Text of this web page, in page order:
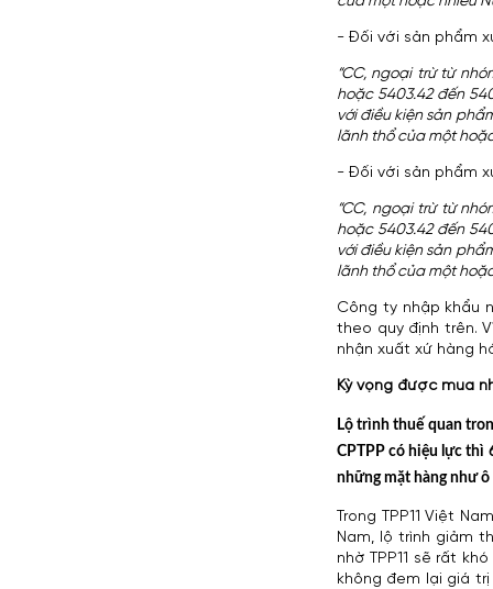
- Đối với sản phẩm
“CC, ngoại trừ từ
hoặc 5403.42 đến
với điều kiện sản
lãnh thổ của một
- Đối với sản phẩm
“CC, ngoại trừ từ
hoặc 5403.42 đến
với điều kiện sản
lãnh thổ của một
Công ty nhập khẩu
theo quy định trên.
nhận xuất xứ hàng
Kỳ vọng được mua
Lộ trình thuế quan
CPTPP có hiệu lực thì
những mặt hàng như
Trong TPP11 Việt
Nam, lộ trình giảm
nhờ TPP11 sẽ rất
không đem lại giá